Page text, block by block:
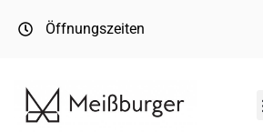
Öffnungszeiten